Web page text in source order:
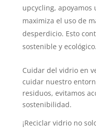
upcycling,
maximiza el uso de
desperdicio. Esto
sostenible y ecológico.
Cuidar del vidrio en
cuidar nuestro
residuos, evitamos
sostenibilidad.
¡Reciclar vidrio no